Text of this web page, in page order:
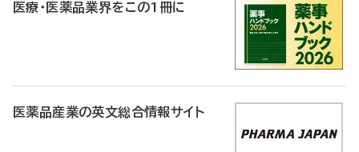
医療・医薬品業界をこの1冊に
医薬品産業の英文総合情報サイト